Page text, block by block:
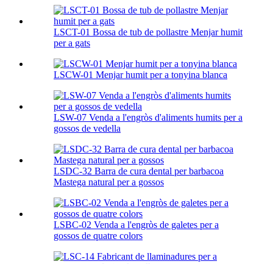
LSCT-01 Bossa de tub de pollastre Menjar humit
per a gats
LSCW-01 Menjar humit per a tonyina blanca
LSW-07 Venda a l'engròs d'aliments humits per a
gossos de vedella
LSDC-32 Barra de cura dental per barbacoa
Mastega natural per a gossos
LSBC-02 Venda a l'engròs de galetes per a
gossos de quatre colors